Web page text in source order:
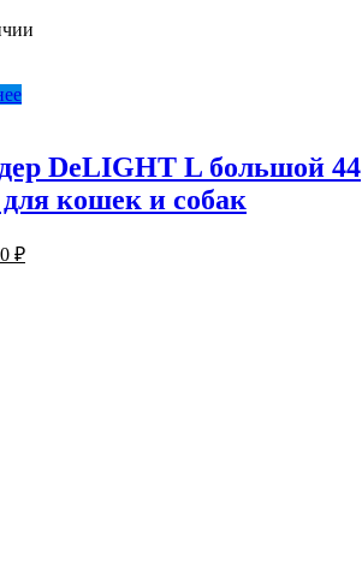
DeLIGHT L большой 44
для кошек и собак
₽Текущая